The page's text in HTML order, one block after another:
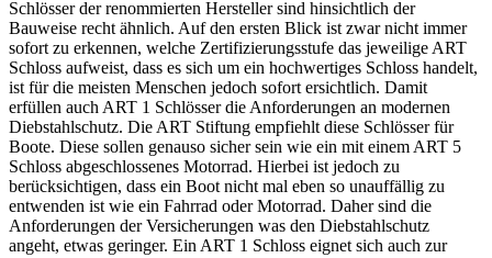
Schlösser der renommierten Hersteller sind hinsichtlich der
Bauweise recht ähnlich. Auf den ersten Blick ist zwar nicht immer
sofort zu erkennen, welche Zertifizierungsstufe das jeweilige ART
Schloss aufweist, dass es sich um ein hochwertiges Schloss handelt,
ist für die meisten Menschen jedoch sofort ersichtlich. Damit
erfüllen auch ART 1 Schlösser die Anforderungen an modernen
Diebstahlschutz. Die ART Stiftung empfiehlt diese Schlösser für
Boote. Diese sollen genauso sicher sein wie ein mit einem ART 5
Schloss abgeschlossenes Motorrad. Hierbei ist jedoch zu
berücksichtigen, dass ein Boot nicht mal eben so unauffällig zu
entwenden ist wie ein Fahrrad oder Motorrad. Daher sind die
Anforderungen der Versicherungen was den Diebstahlschutz
angeht, etwas geringer. Ein ART 1 Schloss eignet sich auch zur